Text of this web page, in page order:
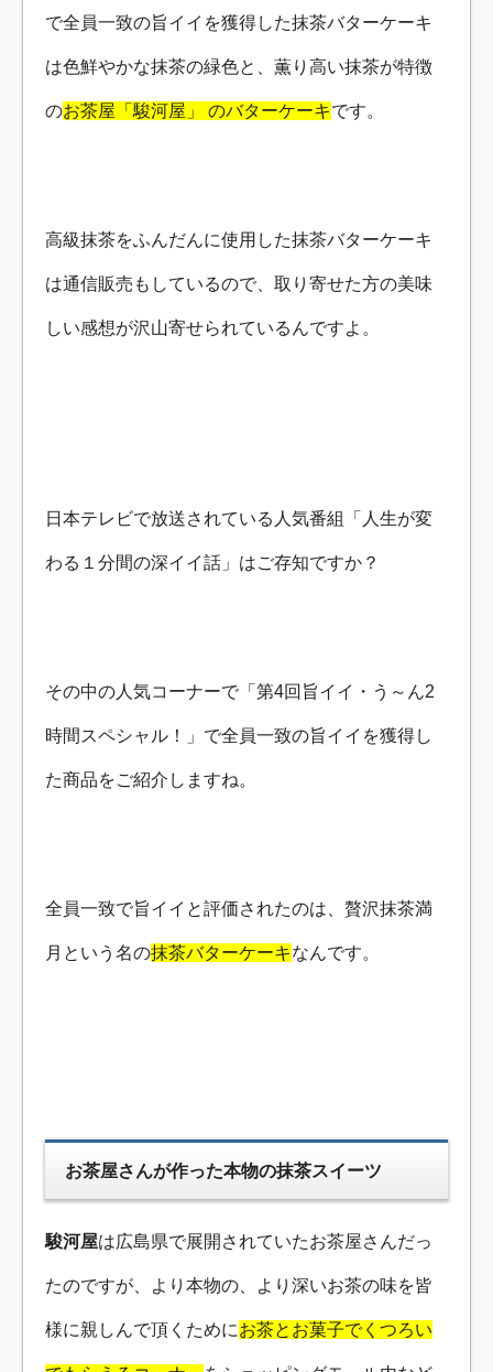
で全員一致の旨イイを獲得した抹茶バターケーキ
は色鮮やかな抹茶の緑色と、薫り高い抹茶が特徴
のお茶屋「駿河屋」 のバターケーキです。
高級抹茶をふんだんに使用した抹茶バターケーキ
は通信販売もしているので、取り寄せた方の美味
しい感想が沢山寄せられているんですよ。
日本テレビで放送されている人気番組「人生が変
わる１分間の深イイ話」はご存知ですか？
その中の人気コーナーで「第4回旨イイ・う～ん2
時間スペシャル！」で全員一致の旨イイを獲得し
た商品をご紹介しますね。
全員一致で旨イイと評価されたのは、贅沢抹茶満
月という名の抹茶バターケーキなんです。
お茶屋さんが作った本物の抹茶スイーツ
駿河屋は広島県で展開されていたお茶屋さんだっ
たのですが、より本物の、より深いお茶の味を皆
様に親しんで頂くためにお茶とお菓子でくつろい